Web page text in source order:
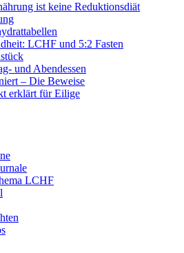
ist keine Reduktionsdiät
LCHF und 5:2 Fasten
und Abendessen
– Die Beweise
erklärt für Eilige
LCHF